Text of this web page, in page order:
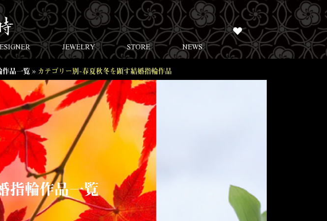
JEWELRY STORE NEWS
作品一覧 » カテゴリー別-春夏秋冬を顕す結婚指輪作品
指輪作品一覧